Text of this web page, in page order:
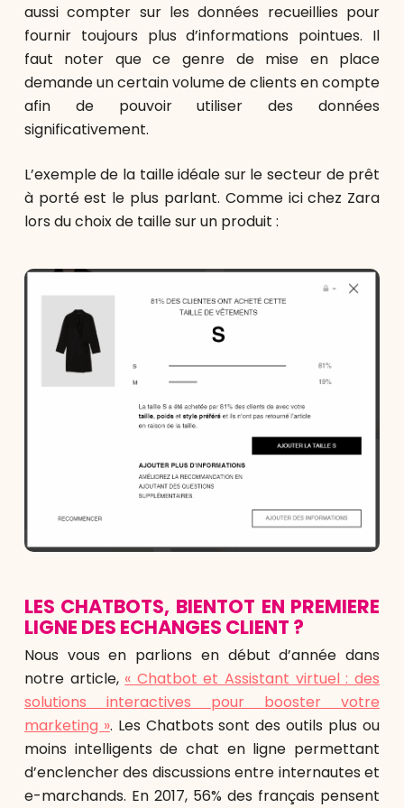
aussi compter sur les données recueillies pour
fournir toujours plus d’informations pointues. Il
faut noter que ce genre de mise en place
demande un certain volume de clients en compte
afin de pouvoir utiliser des données
significativement.
L’exemple de la taille idéale sur le secteur de prêt
à porté est le plus parlant. Comme ici chez Zara
lors du choix de taille sur un produit :
LES CHATBOTS, BIENTOT EN PREMIERE
LIGNE DES ECHANGES CLIENT ?
Nous vous en parlions en début d’année dans
notre article, « Chatbot et Assistant virtuel : des
solutions interactives pour booster votre
marketing ». Les Chatbots sont des outils plus ou
moins intelligents de chat en ligne permettant
d’enclencher des discussions entre internautes et
e-marchands. En 2017, 56% des français pensent